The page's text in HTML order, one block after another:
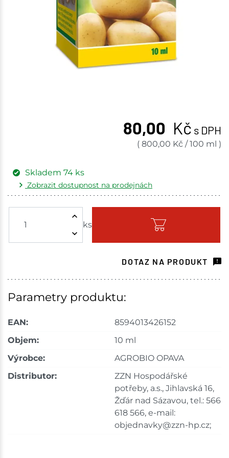
80,00 Kč s DPH
( 800,00 Kč /100 ml )
ks
Skladem 74 ks
Zobrazit dostupnost na prodejnách
Skladem - ihned k odeslání
Choceň 7 ks
Skuteč
Skladem na prodejně - doručení do 7 dnů
Velké Meziříčí
Skladem na prodejně - doručení do 7 dnů
16 ks
18 ks
DOTAZ NA PRODUKT
Parametry produktu:
EAN:
8594013426152
Objem:
10 ml
Výrobce:
AGROBIO OPAVA
Distributor:
ZZN Hospodářské
potřeby, a.s., Jihlavská 16,
Žďár nad Sázavou, tel.: 566
618 566, e-mail:
objednavky@zzn-hp.cz;